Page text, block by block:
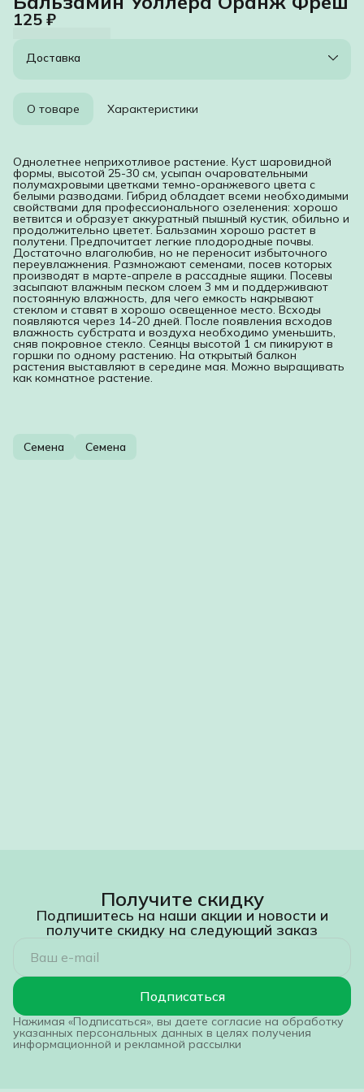
125 ₽
Доставка
О товаре Характеристики
Однолетнее неприхотливое растение. Куст шаровидной
формы, высотой 25-30 см, усыпан очаровательными
полумахровыми цветками темно-оранжевого цвета с
белыми разводами. Гибрид обладает всеми необходимыми
свойствами для профессионального озеленения: хорошо
ветвится и образует аккуратный пышный кустик, обильно и
продолжительно цветет. Бальзамин хорошо растет в
полутени. Предпочитает легкие плодородные почвы.
Достаточно влаголюбив, но не переносит избыточного
переувлажнения. Размножают семенами, посев которых
производят в марте-апреле в рассадные ящики. Посевы
засыпают влажным песком слоем 3 мм и поддерживают
постоянную влажность, для чего емкость накрывают
стеклом и ставят в хорошо освещенное место. Всходы
появляются через 14-20 дней. После появления всходов
влажность субстрата и воздуха необходимо уменьшить,
сняв покровное стекло. Сеянцы высотой 1 см пикируют в
горшки по одному растению. На открытый балкон
растения выставляют в середине мая. Можно выращивать
как комнатное растение.
Семена Семена
Получите скидку
Подпишитесь на наши акции и новости и
получите скидку на следующий заказ
Подписаться
Нажимая «Подписаться», вы даете согласие на обработку
указанных персональных данных в целях получения
информационной и рекламной рассылки